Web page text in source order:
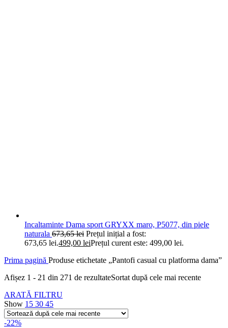
Incaltaminte Dama sport GRYXX maro, P5077, din piele
naturala 673,65lei Prețul inițial a fost:
673,65 lei.499,00 leiPrețul curent este: 499,00 lei.
Prima pagină Produse etichetate „Pantofi casual cu platforma dama”
Afișez 1 - 21 din 271 de rezultateSortat după cele mai recente
ARATĂ FILTRU
Show 15 30 45
-22%